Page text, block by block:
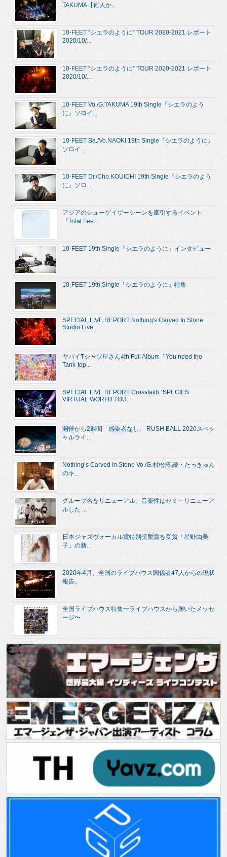
TAKUMA【何人か...
10-FEET “シエラのように” TOUR 2020-2021 レポート
2020/10/...
10-FEET “シエラのように” TOUR 2020-2021 レポート
2020/10/...
10-FEET Vo./G.TAKUMA 19th Single『シエラのよう
に』ソロイ...
10-FEET Ba./Vo.NAOKI 19th Single『シエラのように』
ソロイ...
10-FEET Dr./Cho.KOUICHI 19th Single『シエラのよう
に』ソロ...
アジアのシューゲイザーシーンを牽引するイベント
『Total Fee...
10-FEET 19th Single『シエラのように』インタビュー
10-FEET 19th Single『シエラのように』特集
SPECIAL LIVE REPORT Nothing's Carved In Stone
Studio Live...
ヤバイTシャツ屋さん4th Full Album『You need the
Tank-top...
SPECIAL LIVE REPORT Crossfaith “SPECIES
VIRTUAL WORLD TOU...
開催から2週間「感染者なし」 RUSH BALL 2020スペシ
ャルライ...
Nothing’s Carved In Stone Vo./G.村松拓 続・たっきゅん
のキ...
グループ名をリニューアル、音楽性はセミ・リニューア
ルした ...
日本ジャズヴォーカル賞特別奨励賞を受賞「星野由美
子」の新...
2020年4月、全国のライブハウス関係者47人からの現状
報告。
全国ライブハウス特集〜ライブハウスから届いたメッセ
ージ〜